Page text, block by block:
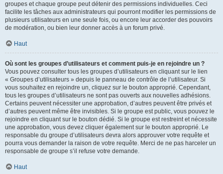
groupes et chaque groupe peut détenir des permissions individuelles. Ceci
facilite les tâches aux administrateurs qui pourront modifier les permissions de
plusieurs utilisateurs en une seule fois, ou encore leur accorder des pouvoirs
de modération, ou bien leur donner accès à un forum privé.
Haut
Où sont les groupes d’utilisateurs et comment puis-je en rejoindre un ?
Vous pouvez consulter tous les groupes d’utilisateurs en cliquant sur le lien
« Groupes d’utilisateurs » depuis le panneau de contrôle de l’utilisateur. Si
vous souhaitez en rejoindre un, cliquez sur le bouton approprié. Cependant,
tous les groupes d’utilisateurs ne sont pas ouverts aux nouvelles adhésions.
Certains peuvent nécessiter une approbation, d’autres peuvent être privés et
d’autres peuvent même être invisibles. Si le groupe est public, vous pouvez le
rejoindre en cliquant sur le bouton dédié. Si le groupe est restreint et nécessite
une approbation, vous devez cliquer également sur le bouton approprié. Le
responsable du groupe d’utilisateurs devra alors approuver votre requête et
pourra vous demander la raison de votre requête. Merci de ne pas harceler un
responsable de groupe s’il refuse votre demande.
Haut